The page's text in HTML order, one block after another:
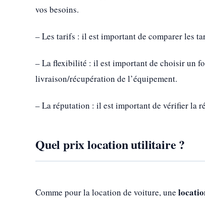
vos besoins.
– Les tarifs : il est important de comparer les
– La flexibilité : il est important de choisir un
livraison/récupération de l’équipement.
– La réputation : il est important de vérifier la
Quel prix location utilitaire ?
Comme pour la location de voiture, une